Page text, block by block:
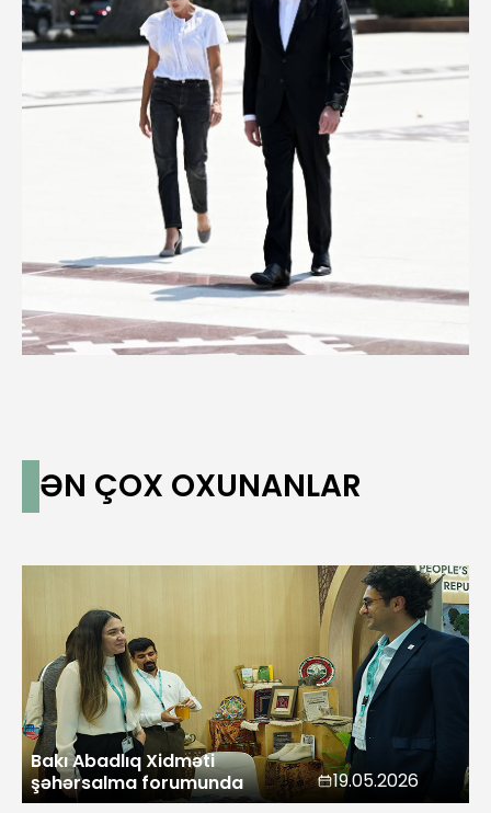
ƏN ÇOX OXUNANLAR
Bakı Abadlıq Xidməti
şəhərsalma forumunda
19.05.2026